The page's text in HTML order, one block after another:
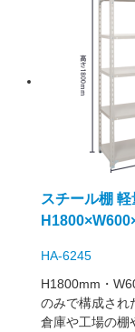
スチール棚
HA-6245
H1800mm・
のみで構成され
倉庫や工場の棚